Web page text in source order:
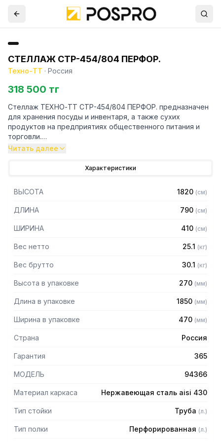
СТЕЛЛАЖ СТР-454/804 ПЕРФОР.
Техно-ТТ · Россия
318 500 тг
Стеллаж ТЕХНО-ТТ СТР-454/804 ПЕРФОР. предназначен
для хранения посуды и инвентаря, а также сухих
продуктов на предприятиях общественного питания и
торговли.
430 толщиной 1,2 мм
— Четыре перфорированные полки из нержавеющей
стали марки AISI 304 толщиной 0,8 мм
— Расстояние между полками регулируемое с шагом 120
— Регулируемые опоры
Читать далее
Характеристики
ВЫСОТА 1820 (см)
ДЛИНА 790 (см)
ШИРИНА 410 (см)
Вес нетто 25.1 (кг)
Вес брутто 30.1 (кг)
Высота в упаковке 270 (мм)
Длина в упаковке 1850 (мм)
Ширина в упаковке 470 (мм)
Страна Россия
Гарантия 365
МОДЕЛЬ 94366
Материал каркаса Нержавеющая сталь aisi 430
Тип стойки Труба (л.)
Тип полки Перфорированная (л.)